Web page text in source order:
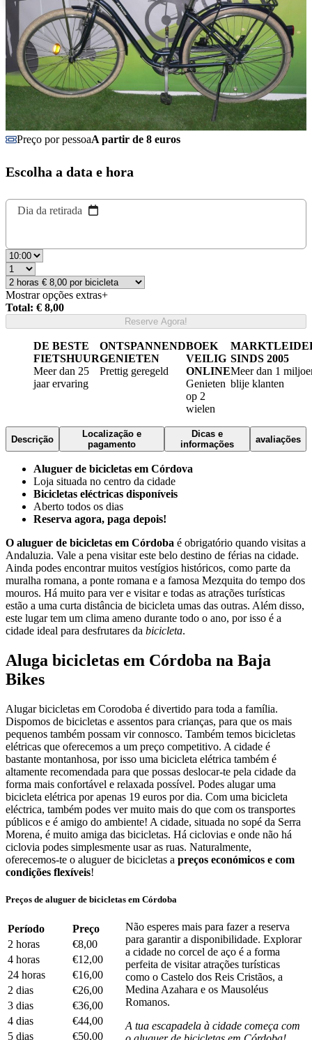
Preço por pessoaA partir de 8 euros
Escolha a data e hora
Dia da retirada
Mostrar opções extras+
Total: € 8,00
Reserve Agora!
DE BESTE
FIETSHUUR
Meer dan 25
jaar ervaring
ONTSPANNEND
GENIETEN
Prettig geregeld
BOEK
VEILIG
ONLINE
Genieten
op 2
wielen
SINDS 2005
Meer dan 1
blije klanten
Descrição
Localização e
pagamento
Dicas e
informações
avaliações
Aluguer de bicicletas em Córdova
Loja situada no centro da cidade
Bicicletas eléctricas disponíveis
Aberto todos os dias
Reserva agora, paga depois!
O aluguer de bicicletas em Córdoba é obrigatório quando visitas a
Andaluzia. Vale a pena visitar este belo destino de férias na cidade.
Ainda podes encontrar muitos vestígios históricos, como parte da
muralha romana, a ponte romana e a famosa Mezquita do tempo dos
mouros. Há muito para ver e visitar e todas as atrações turísticas
estão a uma curta distância de bicicleta umas das outras. Além disso,
este lugar tem um clima ameno durante todo o ano, por isso é a
cidade ideal para desfrutares da bicicleta.
Aluga bicicletas em Córdoba na Baja
Bikes
Alugar bicicletas em Corodoba é divertido para toda a família.
Dispomos de bicicletas e assentos para crianças, para que os mais
pequenos também possam vir connosco. Também temos bicicletas
elétricas que oferecemos a um preço competitivo. A cidade é
bastante montanhosa, por isso uma bicicleta elétrica também é
altamente recomendada para que possas deslocar-te pela cidade da
forma mais confortável e relaxada possível. Podes alugar uma
bicicleta elétrica por apenas 19 euros por dia. Com uma bicicleta
eléctrica, também podes ver muito mais do que com os transportes
públicos e é amigo do ambiente! A cidade, situada no sopé da Serra
Morena, é muito amiga das bicicletas. Há ciclovias e onde não há
ciclovia podes simplesmente usar as ruas. Naturalmente,
oferecemos-te o aluguer de bicicletas a preços económicos e com
condições flexíveis!
Preços de aluguer de bicicletas em Córdoba
Período
Preço
2 horas
€8,00
4 horas
€12,00
24 horas
€16,00
2 dias
€26,00
3 dias
€36,00
4 dias
€44,00
5 dias
€50,00
Não esperes mais para fazer a reserva
para garantir a disponibilidade. Explorar
a cidade no corcel de aço é a forma
perfeita de visitar atrações turísticas
como o Castelo dos Reis Cristãos, a
Medina Azahara e os Mausoléus
Romanos.
A tua escapadela à cidade começa com